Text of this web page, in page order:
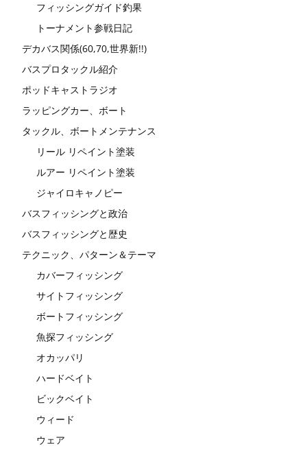
フィッシングガイド釣果
トーナメント参戦日記
デカバス関係(60,70,世界新!!)
バスプロタックル紹介
ポッドキャストラジオ
ラッピングカー、ボート
タックル、ボートメンテナンス
リール リペイント塗装
ルアー リペイント塗装
ジャイロキャノピー
バスフィッシングと政治
バスフィッシングと歴史
テクニック、パターン＆テーマ
カバーフィッシング
サイトフィッシング
ボートフィッシング
魚探フィッシング
オカッパリ
ハードベイト
ビックベイト
ウィード
ウェア